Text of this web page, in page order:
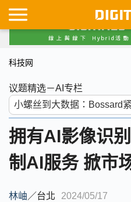
科技网
议题精选－AI专栏
拥有AI影像识
制AI服务 掀市
林岫／台北 2024/05/17